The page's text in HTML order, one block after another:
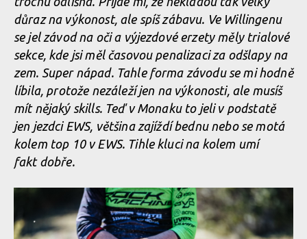
důraz na výkonost, ale spíš zábavu. Ve Willingenu
se jel závod na oči a výjezdové erzety měly trialové
sekce, kde jsi měl časovou penalizaci za odšlapy na
zem. Super nápad. Tahle forma závodu se mi hodně
líbila, protože nezáleží jen na výkonosti, ale musíš
mít nějaký skills. Teď v Monaku to jeli v podstatě
jen jezdci EWS, většina zajíždí bednu nebo se motá
kolem top 10 v EWS. Tihle kluci na kolem umí
fakt dobře.